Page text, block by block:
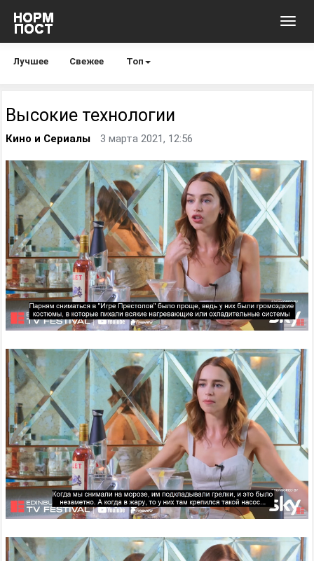
Лучшее Свежее Топ
Высокие технологии
Кино и Сериалы 3 марта 2021, 12:56